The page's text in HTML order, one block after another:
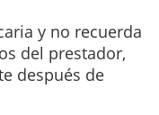
y no recuerda
del prestador,
después de